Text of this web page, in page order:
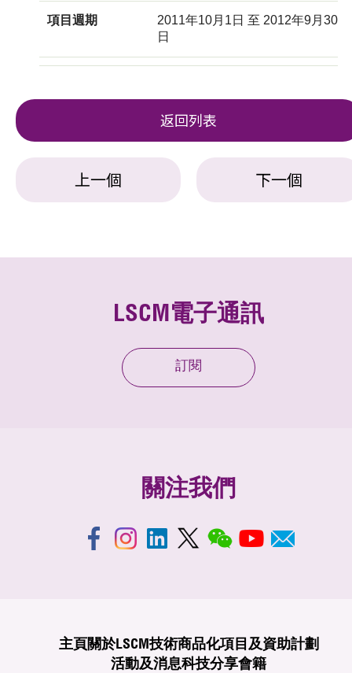
項目週期
2011年10月1日 至 2012年9月30
日
返回列表
上一個 下一個
LSCM電子通訊
訂閱
關注我們
主頁 關於LSCM技術商品化項目及資助計劃
活動及消息科技分享會籍